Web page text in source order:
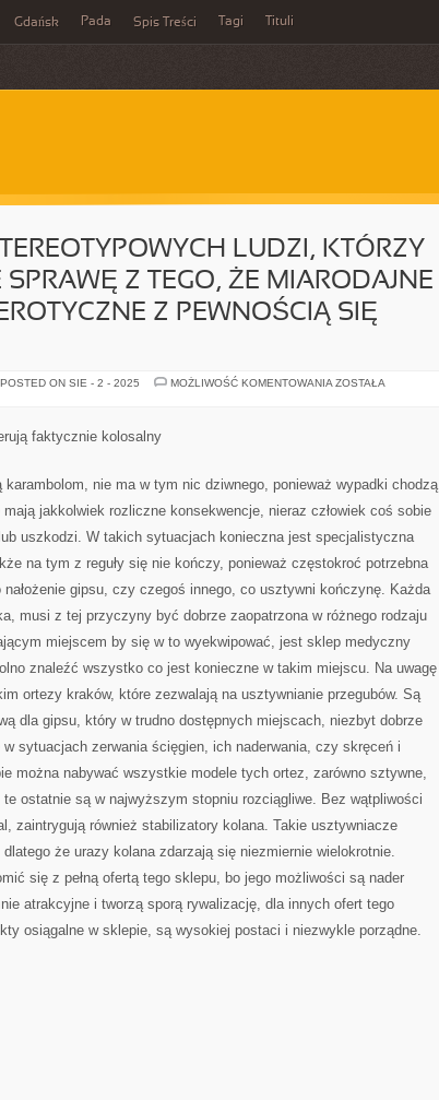
Gdańsk Pada Spis Treści Tagi Tituli
LUDZI, KTÓRZY
SPRAWĘ Z TEGO, ŻE MIARODAJNE
Z PEWNOŚCIĄ SIĘ
POSTED ON SIE - 2 - 2025 MOŻLIWOŚĆ KOMENTOWANIA WIELE
TEGO,
MIARODAJNE
EROTYCZNE
PEWNOŚCIĄ
PRZYDADZĄ
ZOSTAŁA
faktycznie kolosalny
karambolom, nie ma w tym nic dziwnego, ponieważ wypadki chodzą
jakkolwiek rozliczne konsekwencje, nieraz człowiek coś sobie
uszkodzi. W takich sytuacjach konieczna jest specjalistyczna
na tym z reguły się nie kończy, ponieważ częstokroć potrzebna
gipsu, czy czegoś innego, co usztywni kończynę. Każda
musi z tej przyczyny być dobrze zaopatrzona w różnego rodzaju
miejscem by się w to wyekwipować, jest sklep medyczny
znaleźć wszystko co jest konieczne w takim miejscu. Na uwagę
ortezy kraków, które zezwalają na usztywnianie przegubów. Są
dla gipsu, który w trudno dostępnych miejscach, niezbyt dobrze
sytuacjach zerwania ścięgien, ich naderwania, czy skręceń i
można nabywać wszystkie modele tych ortez, zarówno sztywne,
te ostatnie są w najwyższym stopniu rozciągliwe. Bez wątpliwości
zaintrygują również stabilizatory kolana. Takie usztywniacze
że urazy kolana zdarzają się niezmiernie wielokrotnie.
się z pełną ofertą tego sklepu, bo jego możliwości są nader
atrakcyjne i tworzą sporą rywalizację, dla innych ofert tego
osiągalne w sklepie, są wysokiej postaci i niezwykle porządne.